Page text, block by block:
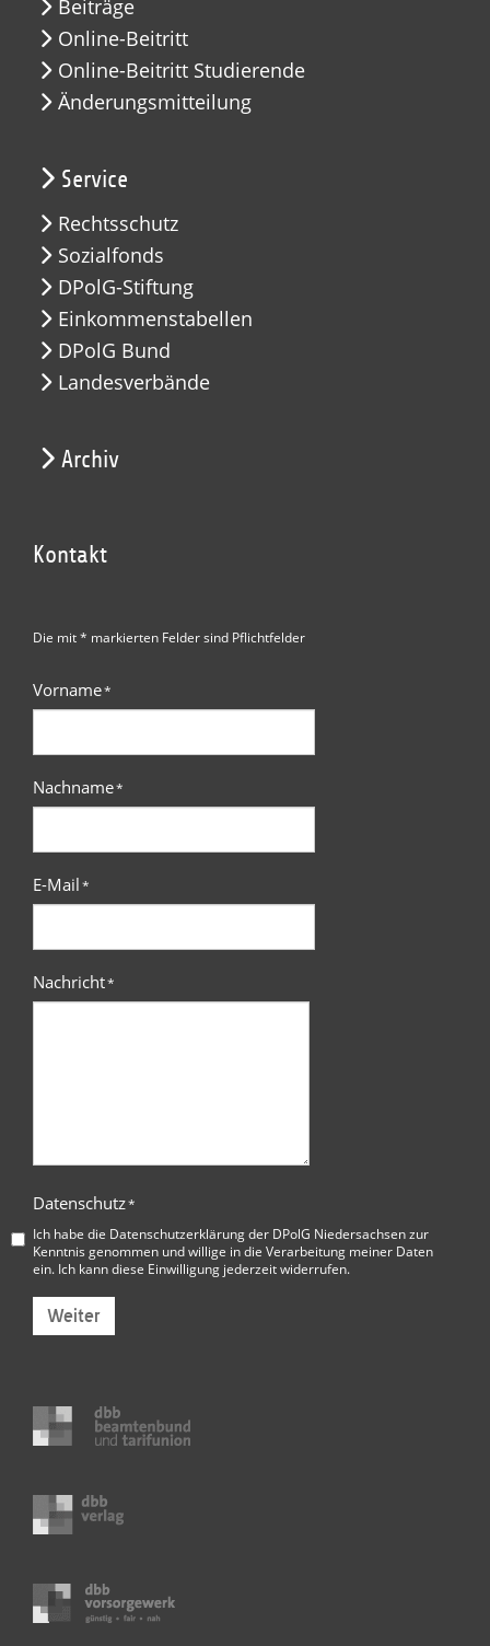
Beiträge
Online-Beitritt
Online-Beitritt Studierende
Änderungsmitteilung
Service
Rechtsschutz
Sozialfonds
DPolG-Stiftung
Einkommenstabellen
DPolG Bund
Landesverbände
Archiv
Kontakt
Die mit * markierten Felder sind Pflichtfelder
Vorname*
Nachname*
E-Mail*
Nachricht*
Datenschutz*
Ich habe die Datenschutzerklärung der DPolG Niedersachsenzur
Kenntnis genommen und willige in die Verarbeitung meiner Daten
ein. Ich kann diese Einwilligung jederzeit widerrufen.
Weiter